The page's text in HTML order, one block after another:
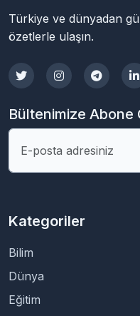
Türkiye ve dünyadan
özetlerle ulaşın.
Bültenimize Abone
Kategoriler
Bilim
Dünya
Eğitim